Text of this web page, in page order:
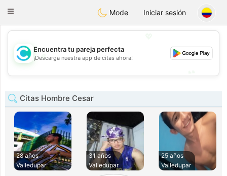
olombiaCitas
Toggle
Mode Iniciar sesión
💖
💕
Encuentra tu pareja perfecta
¡Descarga nuestra app de citas ahora!
Citas Hombre Cesar
28 años
Valledupar
31 años
Valledupar
25 años
Valledupar